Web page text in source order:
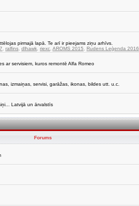
pirmajā lapā. Te arī ir pieejams ziņu arhīvs.
ralfins dlhawk riexc AROMS 2015 Rudens Leģenda 2016
ar servisiem, kuros remontē Alfa Romeo
izmaiņas, servisi, garāžas, ikonas, bildes utt. u.c.
Latvijā un ārvalstīs
Forums